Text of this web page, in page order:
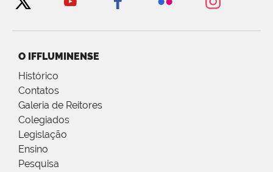
O IFFLUMINENSE
Histórico
Contatos
Galeria de Reitores
Colegiados
Legislação
Ensino
Pesquisa